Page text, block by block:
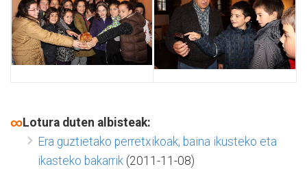
∞Lotura duten albisteak:
Era guztietako perretxikoak, baina ikusteko eta
ikasteko bakarrik (2011-11-08)